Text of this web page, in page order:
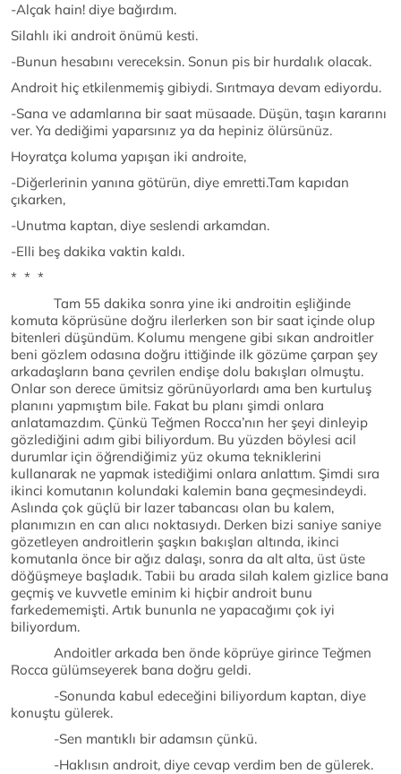
-Alçak hain! diye bağırdım.
Silahlı iki androit önümü kesti.
-Bunun hesabını vereceksin. Sonun pis bir hurdalık olacak.
Androit hiç etkilenmemiş gibiydi. Sırıtmaya devam ediyordu.
-Sana ve adamlarına bir saat müsaade. Düşün, taşın kararını
ver. Ya dediğimi yaparsınız ya da hepiniz ölürsünüz.
Hoyratça koluma yapışan iki androite,
-Diğerlerinin yanına götürün, diye emretti.Tam kapıdan
çıkarken,
-Unutma kaptan, diye seslendi arkamdan.
-Elli beş dakika vaktin kaldı.
* * *
Tam 55 dakika sonra yine iki androitin eşliğinde
komuta köprüsüne doğru ilerlerken son bir saat içinde olup
bitenleri düşündüm. Kolumu mengene gibi sıkan androitler
beni gözlem odasına doğru ittiğinde ilk gözüme çarpan şey
arkadaşların bana çevrilen endişe dolu bakışları olmuştu.
Onlar son derece ümitsiz görünüyorlardı ama ben kurtuluş
planını yapmıştım bile. Fakat bu planı şimdi onlara
anlatamazdım. Çünkü Teğmen Rocca’nın her şeyi dinleyip
gözlediğini adım gibi biliyordum. Bu yüzden böylesi acil
durumlar için öğrendiğimiz yüz okuma tekniklerini
kullanarak ne yapmak istediğimi onlara anlattım. Şimdi sıra
ikinci komutanın kolundaki kalemin bana geçmesindeydi.
Aslında çok güçlü bir lazer tabancası olan bu kalem,
planımızın en can alıcı noktasıydı. Derken bizi saniye saniye
gözetleyen androitlerin şaşkın bakışları altında, ikinci
komutanla önce bir ağız dalaşı, sonra da alt alta, üst üste
döğüşmeye başladık. Tabii bu arada silah kalem gizlice bana
geçmiş ve kuvvetle eminim ki hiçbir androit bunu
farkedememişti. Artık bununla ne yapacağımı çok iyi
biliyordum.
Andoitler arkada ben önde köprüye girince Teğmen
Rocca gülümseyerek bana doğru geldi.
-Sonunda kabul edeceğini biliyordum kaptan, diye
konuştu gülerek.
-Sen mantıklı bir adamsın çünkü.
-Haklısın androit, diye cevap verdim ben de gülerek.